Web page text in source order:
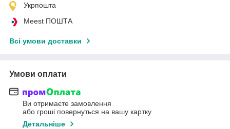
Укрпошта
Meest ПОШТА
Всі умови доставки
Умови оплати
Ви отримаєте замовлення
або гроші повернуться на вашу картку
Детальніше